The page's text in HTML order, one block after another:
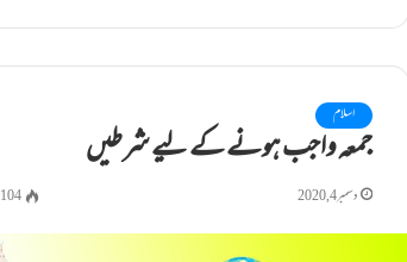
اسلام
جمعہ واجب ہونے کے لیے شرطیں
دسمبر 4, 2020 104